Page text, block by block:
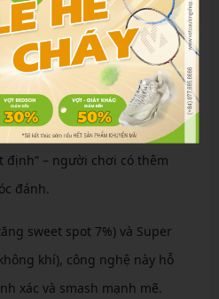
Booster
11 Pro là Pocketing
kết hợp Neo CS Carbon
linh hoạt hơn tại điểm tiếp
hold lên 6.6%. Điều này
định” – người chơi có thêm
đánh.
sweet spot 7%) và Super
khí), công nghệ này hỗ
xác và smash mạnh mẽ.